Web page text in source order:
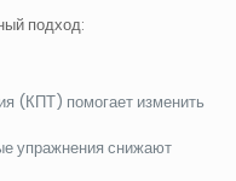
подход:
(КПТ) помогает изменить
упражнения снижают